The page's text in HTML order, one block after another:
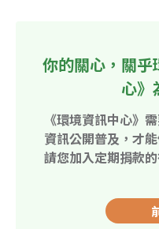
你的關心，關
心》
《環境資訊中心》
資訊公開普及，才
請您加入定期捐款